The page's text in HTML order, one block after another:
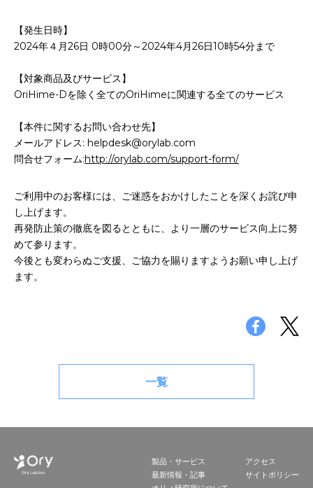
【発生日時】
2024年４月26日 0時00分～2024年4月26日10時54分まで
【対象商品及びサービス】
OriHime-Dを除く全てのOriHimeに関連する全てのサービス
【本件に関するお問い合わせ先】
メールアドレス: helpdesk@orylab.com
問合せフォーム:http://orylab.com/support-form/
ご利用中のお客様には、ご迷惑をおかけしたことを深くお詫び申
し上げます。
再発防止策の徹底を図るとともに、より一層のサービス向上に努
めて参ります。
今後とも変わらぬご支援、ご協力を賜りますようお願い申し上げ
ます。
一覧
製品・サービス
最新情報・記事
アクセス
サイトポリシー